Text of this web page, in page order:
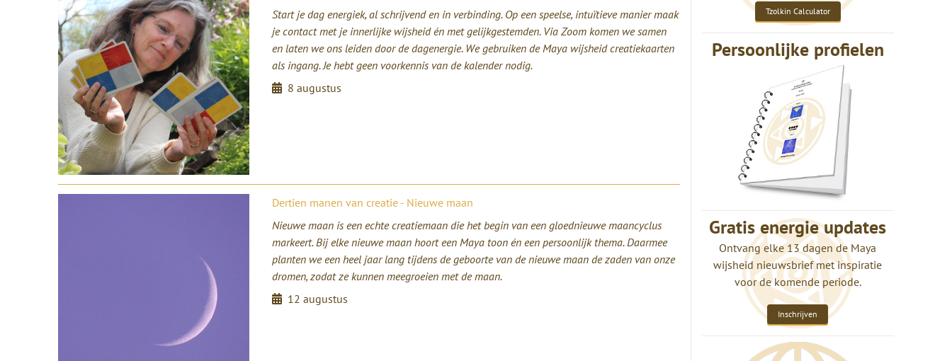
Start je dag energiek, al schrijvend en in verbinding. Op een speelse, intuïtieve manier maak
je contact met je innerlijke wijsheid én met gelijkgestemden. Via Zoom komen we samen
en laten we ons leiden door de dagenergie. We gebruiken de Maya wijsheid creatiekaarten
als ingang. Je hebt geen voorkennis van de kalender nodig.
8 augustus
Dertien manen van creatie - Nieuwe maan
Nieuwe maan is een echte creatiemaan die het begin van een gloednieuwe maancyclus
markeert. Bij elke nieuwe maan hoort een Maya toon én een persoonlijk thema. Daarmee
planten we een heel jaar lang tijdens de geboorte van de nieuwe maan de zaden van onze
dromen, zodat ze kunnen meegroeien met de maan.
12 augustus
Tzolkin Calculator
Persoonlijke profielen
Gratis energie updates
Ontvang elke 13 dagen de Maya
wijsheid nieuwsbrief met inspiratie
voor de komende periode.
Inschrijven